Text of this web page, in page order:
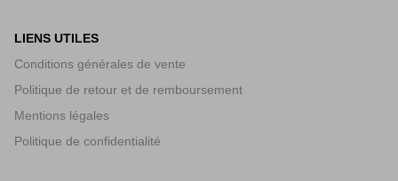
LIENS UTILES
Conditions générales de vente
Politique de retour et de remboursement
Mentions légales
Politique de confidentialité